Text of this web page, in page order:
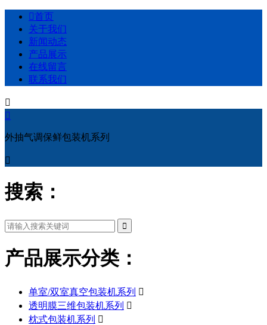
首页
关于我们
新闻动态
产品展示
在线留言
联系我们


外抽气调保鲜包装机系列

搜索：
产品展示分类：
单室/双室真空包装机系列 
透明膜三维包装机系列 
枕式包装机系列 